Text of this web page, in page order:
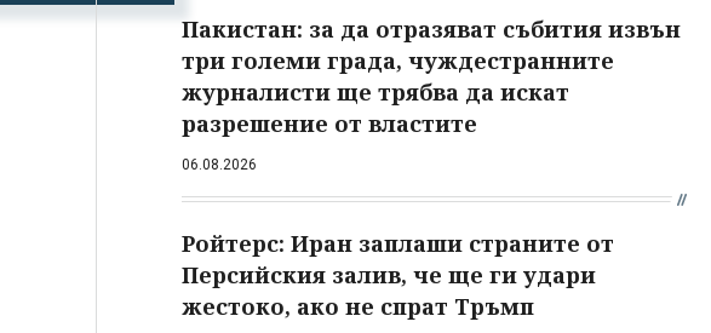
Пакистан: за да отразяват събития извън
три големи града, чуждестранните
журналисти ще трябва да искат
разрешение от властите
06.08.2026
Ройтерс: Иран заплаши страните от
Персийския залив, че ще ги удари
жестоко, ако не спрат Тръмп